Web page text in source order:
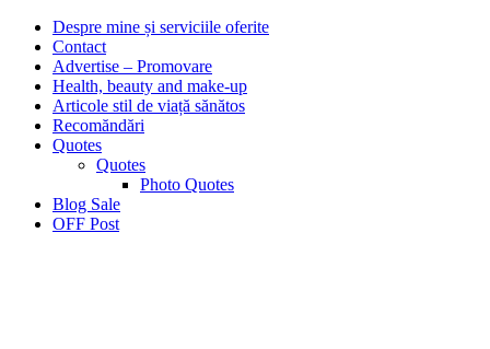
Despre mine și serviciile oferite
Contact
Advertise – Promovare
Health, beauty and make-up
Articole stil de viață sănătos
Recomăndări
Quotes
Quotes
Photo Quotes
Blog Sale
OFF Post